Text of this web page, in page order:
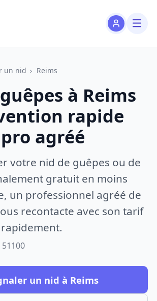
un nid › Reims
à Reims
rapide
agréé
votre nid de guêpes ou de
gratuit en moins
un professionnel agréé de
recontacte avec son tarif
un nid à Reims